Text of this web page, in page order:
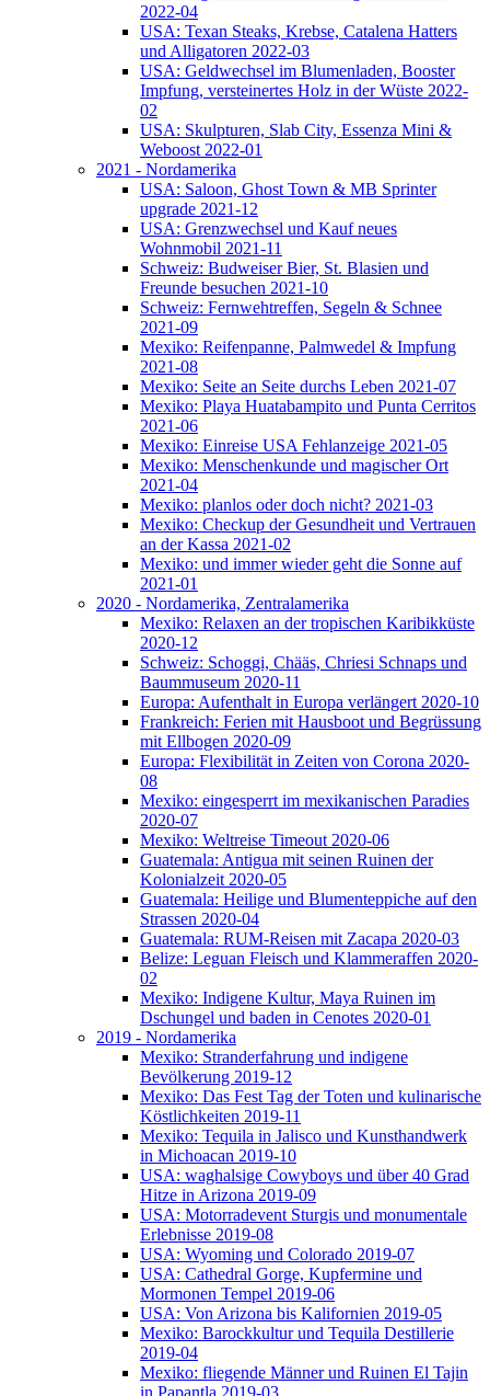
2022-04
USA: Texan Steaks, Krebse, Catalena Hatters
und Alligatoren 2022-03
USA: Geldwechsel im Blumenladen, Booster
Impfung, versteinertes Holz in der Wüste 2022-
02
USA: Skulpturen, Slab City, Essenza Mini &
Weboost 2022-01
2021 - Nordamerika
USA: Saloon, Ghost Town & MB Sprinter
upgrade 2021-12
USA: Grenzwechsel und Kauf neues
Wohnmobil 2021-11
Schweiz: Budweiser Bier, St. Blasien und
Freunde besuchen 2021-10
Schweiz: Fernwehtreffen, Segeln & Schnee
2021-09
Mexiko: Reifenpanne, Palmwedel & Impfung
2021-08
Mexiko: Seite an Seite durchs Leben 2021-07
Mexiko: Playa Huatabampito und Punta Cerritos
2021-06
Mexiko: Einreise USA Fehlanzeige 2021-05
Mexiko: Menschenkunde und magischer Ort
2021-04
Mexiko: planlos oder doch nicht? 2021-03
Mexiko: Checkup der Gesundheit und Vertrauen
an der Kassa 2021-02
Mexiko: und immer wieder geht die Sonne auf
2021-01
2020 - Nordamerika, Zentralamerika
Mexiko: Relaxen an der tropischen Karibikküste
2020-12
Schweiz: Schoggi, Chääs, Chriesi Schnaps und
Baummuseum 2020-11
Europa: Aufenthalt in Europa verlängert 2020-10
Frankreich: Ferien mit Hausboot und Begrüssung
mit Ellbogen 2020-09
Europa: Flexibilität in Zeiten von Corona 2020-
08
Mexiko: eingesperrt im mexikanischen Paradies
2020-07
Mexiko: Weltreise Timeout 2020-06
Guatemala: Antigua mit seinen Ruinen der
Kolonialzeit 2020-05
Guatemala: Heilige und Blumenteppiche auf den
Strassen 2020-04
Guatemala: RUM-Reisen mit Zacapa 2020-03
Belize: Leguan Fleisch und Klammeraffen 2020-
02
Mexiko: Indigene Kultur, Maya Ruinen im
Dschungel und baden in Cenotes 2020-01
2019 - Nordamerika
Mexiko: Stranderfahrung und indigene
Bevölkerung 2019-12
Mexiko: Das Fest Tag der Toten und kulinarische
Köstlichkeiten 2019-11
Mexiko: Tequila in Jalisco und Kunsthandwerk
in Michoacan 2019-10
USA: waghalsige Cowyboys und über 40 Grad
Hitze in Arizona 2019-09
USA: Motorradevent Sturgis und monumentale
Erlebnisse 2019-08
USA: Wyoming und Colorado 2019-07
USA: Cathedral Gorge, Kupfermine und
Mormonen Tempel 2019-06
USA: Von Arizona bis Kalifornien 2019-05
Mexiko: Barockkultur und Tequila Destillerie
2019-04
Mexiko: fliegende Männer und Ruinen El Tajin
in Papantla 2019-03